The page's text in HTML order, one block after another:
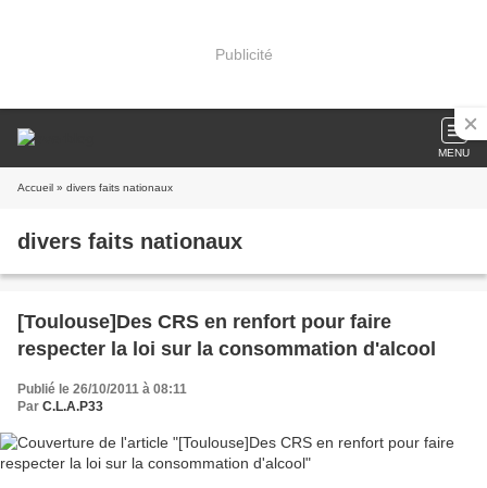
Publicité
MENU
Accueil » divers faits nationaux
divers faits nationaux
[Toulouse]Des CRS en renfort pour faire
respecter la loi sur la consommation d'alcool
Publié le 26/10/2011 à 08:11
Par C.L.A.P33